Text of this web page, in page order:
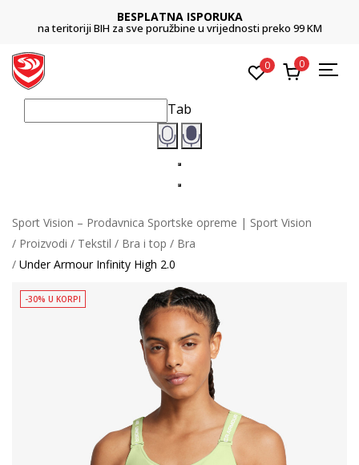
BESPLATNA ISPORUKA
na teritoriji BIH za sve poružbine u vrijednosti preko 99 KM
0 0
Tab
Sport Vision – Prodavnica Sportske opreme | Sport Vision
Proizvodi
Tekstil Bra i top
Bra
Under Armour Infinity High 2.0
-30% U KORPI